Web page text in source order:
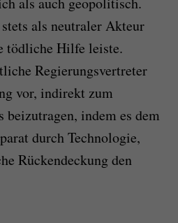
als neutraler Akteur
tödliche Hilfe leiste.
Regierungsvertreter
vor, indirekt zum
beizutragen, indem es dem
durch Technologie,
Rückendeckung den